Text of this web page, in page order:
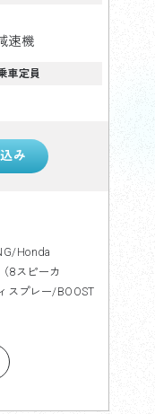
速機
車定員
Honda
8スピーカ
スプレー/BOOST